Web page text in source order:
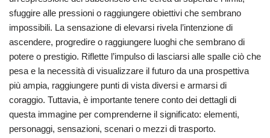
sfuggire alle pressioni o raggiungere obiettivi che sembrano
impossibili. La sensazione di elevarsi rivela l’intenzione di
ascendere, progredire o raggiungere luoghi che sembrano di
potere o prestigio. Riflette l’impulso di lasciarsi alle spalle ciò che
pesa e la necessità di visualizzare il futuro da una prospettiva
più ampia, raggiungere punti di vista diversi e armarsi di
coraggio. Tuttavia, è importante tenere conto dei dettagli di
questa immagine per comprenderne il significato: elementi,
personaggi, sensazioni, scenari o mezzi di trasporto.